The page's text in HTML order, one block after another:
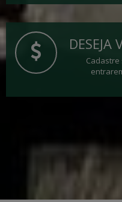
DESEJA